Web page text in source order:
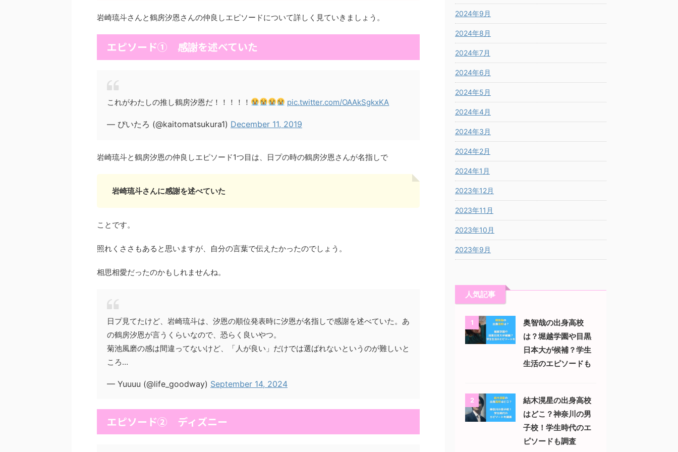
岩崎琉斗さんと鶴房汐恩さんの仲良しエピソードについて詳しく見ていきましょう。
エピソード① 感謝を述べていた
これがわたしの推し鶴房汐恩だ！！！！！ pic.twitter.com/OAAkSgkxKA
— ぴいたろ (@kaitomatsukura1) December 11, 2019
岩崎琉斗と鶴房汐恩の仲良しエピソード1つ目は、日プの時の鶴房汐恩さんが名指しで
岩崎琉斗さんに感謝を述べていた
ことです。
照れくささもあると思いますが、自分の言葉で伝えたかったのでしょう。
相思相愛だったのかもしれませんね。
日プ見てたけど、岩崎琉斗は、汐恩の順位発表時に汐恩が名指しで感謝を述べていた。あ
の鶴房汐恩が言うくらいなので、恐らく良いやつ。
菊池風磨の感は間違ってないけど、「人が良い」だけでは選ばれないというのが難しいと
ころ…
— Yuuuu (@life_goodway) September 14, 2024
エピソード② ディズニー
2024年9月
2024年8月
2024年7月
2024年6月
2024年5月
2024年4月
2024年3月
2024年2月
2024年1月
2023年12月
2023年11月
2023年10月
2023年9月
人気記事
1
奥智哉の出身高校
は？堀越学園や目黒
日本大が候補？学生
生活のエピソードも
2
結木滉星の出身高校
はどこ？神奈川の男
子校！学生時代のエ
ピソードも調査